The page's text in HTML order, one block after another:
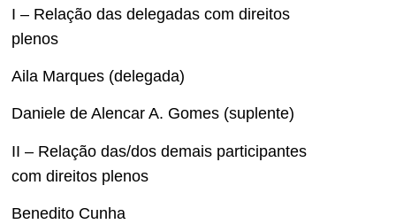
I – Relação das delegadas com direitos
plenos
Aila Marques (delegada)
Daniele de Alencar A. Gomes (suplente)
II – Relação das/dos demais participantes
com direitos plenos
Benedito Cunha